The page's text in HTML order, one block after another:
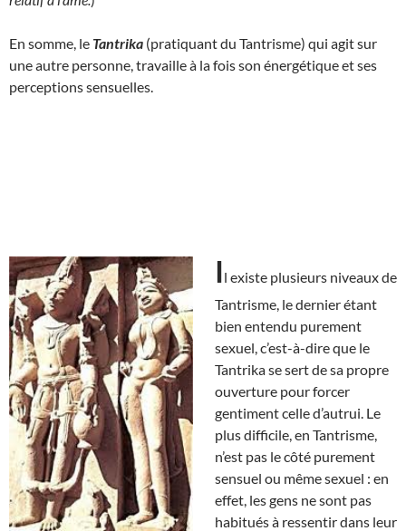
En somme, le Tantrika (pratiquant du Tantrisme) qui agit sur
une autre personne, travaille à la fois son énergétique et ses
perceptions sensuelles.
Il existe plusieurs niveaux de
Tantrisme, le dernier étant
bien entendu purement
sexuel, c’est-à-dire que le
Tantrika se sert de sa propre
ouverture pour forcer
gentiment celle d’autrui. Le
plus difficile, en Tantrisme,
n’est pas le côté purement
sensuel ou même sexuel : en
effet, les gens ne sont pas
habitués à ressentir dans leur